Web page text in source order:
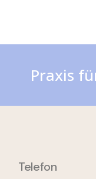
Praxis
Telefon